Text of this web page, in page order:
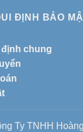
ĐỊNH BẢO
chung
Ty TNHH